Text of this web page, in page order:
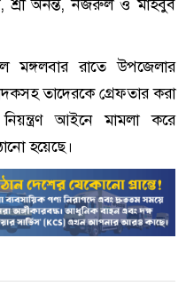
মঙ্গলবার রাতে উপজেলার
তাদেরকে গ্রেফতার করা
আইনে মামলা করে
হয়েছে।